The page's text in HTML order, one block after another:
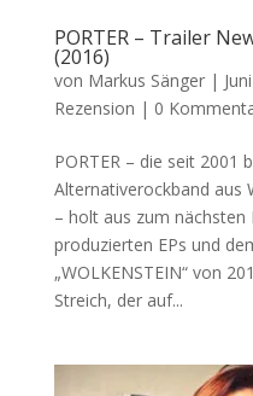
PORTER – Trailer
(2016)
von Markus Sänger|
Rezension | 0
PORTER – die seit 2001
Alternativerockband aus
– holt aus zum nächsten
produzierten EPs und
„WOLKENSTEIN“ von
Streich, der auf...